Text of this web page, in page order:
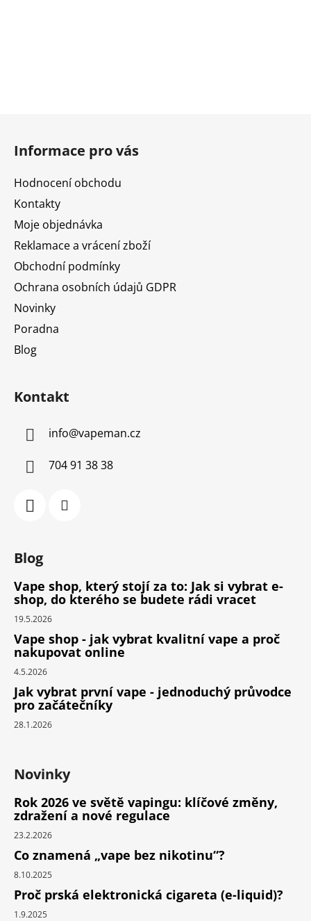
Informace pro vás
Hodnocení obchodu
Kontakty
Moje objednávka
Reklamace a vrácení zboží
Obchodní podmínky
Ochrana osobních údajů GDPR
Novinky
Poradna
Blog
Kontakt
info@vapeman.cz
704 91 38 38
Blog
Vape shop, který stojí za to: Jak si vybrat e-
shop, do kterého se budete rádi vracet
19.5.2026
Vape shop - jak vybrat kvalitní vape a proč
nakupovat online
4.5.2026
Jak vybrat první vape - jednoduchý průvodce
pro začátečníky
28.1.2026
Novinky
Rok 2026 ve světě vapingu: klíčové změny,
zdražení a nové regulace
23.2.2026
Co znamená „vape bez nikotinu“?
8.10.2025
Proč prská elektronická cigareta (e-liquid)?
1.9.2025